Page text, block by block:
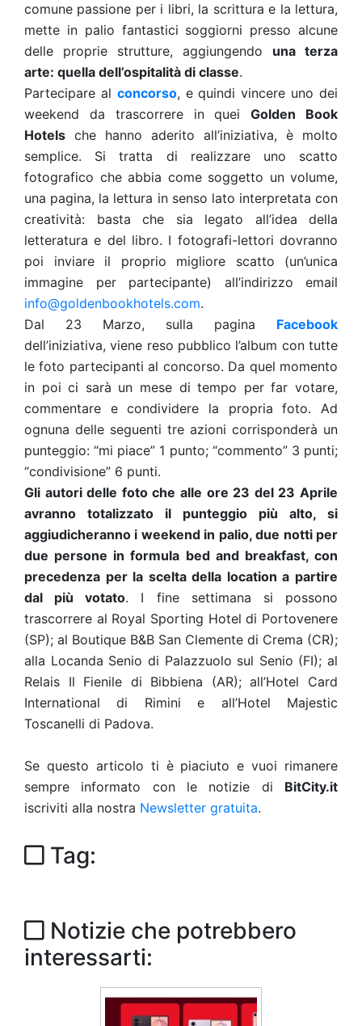
comune passione per i libri, la scrittura e la lettura,
mette in palio fantastici soggiorni presso alcune
delle proprie strutture, aggiungendo una terza
arte: quella dell’ospitalità di classe.
Partecipare al concorso, e quindi vincere uno dei
weekend da trascorrere in queiGolden Book
Hotels che hanno aderito all’iniziativa, è molto
semplice. Si tratta di realizzare uno scatto
fotografico che abbia come soggetto un volume,
una pagina, la lettura in senso lato interpretata con
creatività: basta che sia legato all’idea della
letteratura e del libro. I fotografi-lettori dovranno
poi inviare il proprio migliore scatto (un’unica
immagine per partecipante) all’indirizzo email
info@goldenbookhotels.com.
Dal 23 Marzo, sulla pagina Facebook
dell’iniziativa, viene reso pubblico l’album con tutte
le foto partecipanti al concorso. Da quel momento
in poi ci sarà un mese di tempo per far votare,
commentare e condividere la propria foto. Ad
ognuna delle seguenti tre azioni corrisponderà un
punteggio: “mi piace” 1 punto; “commento” 3 punti;
“condivisione” 6 punti.
Gli autori delle foto che alle ore 23 del 23 Aprile
avranno totalizzato il punteggio più alto, si
aggiudicheranno i weekend in palio, due notti per
due persone in formula bed and breakfast, con
precedenza per la scelta della location a partire
dal più votato. I fine settimana si possono
trascorrere al Royal Sporting Hotel di Portovenere
(SP); al Boutique B&B San Clemente di Crema (CR);
alla Locanda Senio di Palazzuolo sul Senio (FI); al
Relais Il Fienile di Bibbiena (AR); all’Hotel Card
International di Rimini e all’Hotel Majestic
Toscanelli di Padova.
Se questo articolo ti è piaciuto e vuoi rimanere
sempre informato con le notizie di BitCity.it
iscriviti alla nostra Newsletter gratuita.
Tag:
Notizie che potrebbero
interessarti: